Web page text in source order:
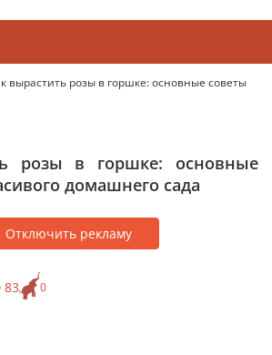
вырастить розы в горшке: основные советы
розы в горшке: основные
домашнего сада
Отключить рекламу
0
83